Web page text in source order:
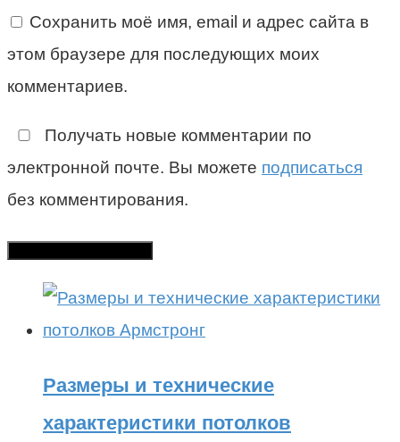
Сохранить моё имя, email и адрес сайта в
этом браузере для последующих моих
комментариев.
Получать новые комментарии по
электронной почте. Вы можете подписаться
без комментирования.
Размеры и технические
характеристики потолков